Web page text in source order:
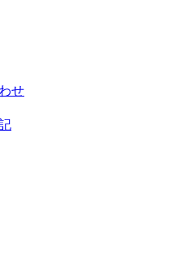
せ